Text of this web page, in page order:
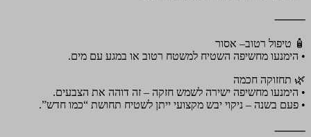
⸻
🧴 טיפול רטוב– אסור
• הימנעו מחשיפה השטיח למשטח רטוב או במגע עם מים.
🌿 תחזוקה חכמה
• הימנעו מחשיפה ישירה לשמש חזקה – זה דוהה את הצבעים.
• פעם בשנה – ניקוי יבש מקצועי ייתן לשטיח תחושת “כמו חדש”.
⸻